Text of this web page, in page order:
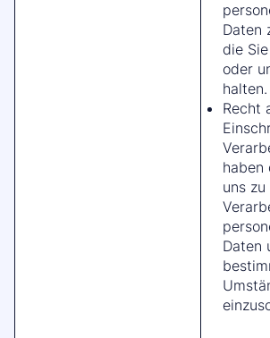
Daten
die
oder
halten.
Recht
haben
uns
Daten